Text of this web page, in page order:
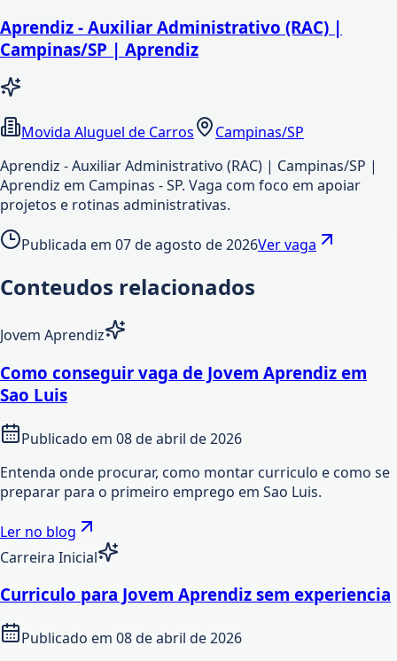
Aprendiz - Auxiliar Administrativo (RAC) |
Campinas/SP | Aprendiz
Movida Aluguel de Carros
Campinas/SP
Aprendiz - Auxiliar Administrativo (RAC) | Campinas/SP |
Aprendiz em Campinas - SP. Vaga com foco em apoiar
projetos e rotinas administrativas.
Publicada em 07 de agosto de 2026Ver vaga
Conteudos relacionados
Jovem Aprendiz
Como conseguir vaga de Jovem Aprendiz em
Sao Luis
Publicado em 08 de abril de 2026
Entenda onde procurar, como montar curriculo e como se
preparar para o primeiro emprego em Sao Luis.
Ler no blog
Carreira Inicial
Curriculo para Jovem Aprendiz sem experiencia
Publicado em 08 de abril de 2026